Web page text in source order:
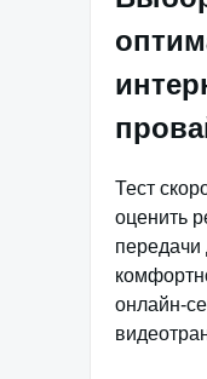
Тест
оценить
передачи
онлайн-